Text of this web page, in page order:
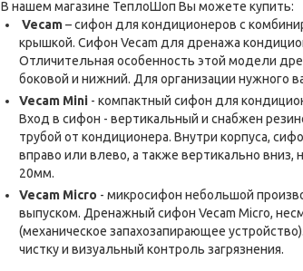
В нашем магазине ТеплоШоп Вы можете купить:
Vecam– сифон для кондиционеров с
крышкой. Сифон Vecam для дренажа
Отличительная особенность этой модели
боковой и нижний. Для организации нужного
Vecam Mini - компактный сифон для
Вход в сифон - вертикальный и снабжен
трубой от кондиционера. Внутри корпуса,
вправо или влево, а также вертикально
20мм.
Vecam Micro - микросифон небольшой
выпуском. Дренажный сифон Vecam Micro,
(механическое запахозапирающее
чистку и визуальный контроль загрязнения.